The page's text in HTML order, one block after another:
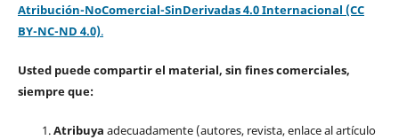
Atribución-NoComercial-SinDerivadas 4.0 Internacional (CC
BY-NC-ND 4.0).
Usted puede compartir el material, sin fines comerciales,
siempre que:
Atribuya adecuadamente (autores, revista, enlace al artículo